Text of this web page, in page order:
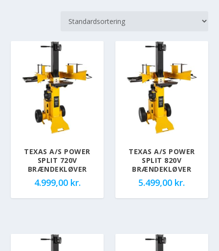
TEXAS A/S POWER
SPLIT 720V
BRÆNDEKLØVER
4.999,00 kr.
TEXAS A/S POWER
SPLIT 820V
BRÆNDEKLØVER
5.499,00 kr.